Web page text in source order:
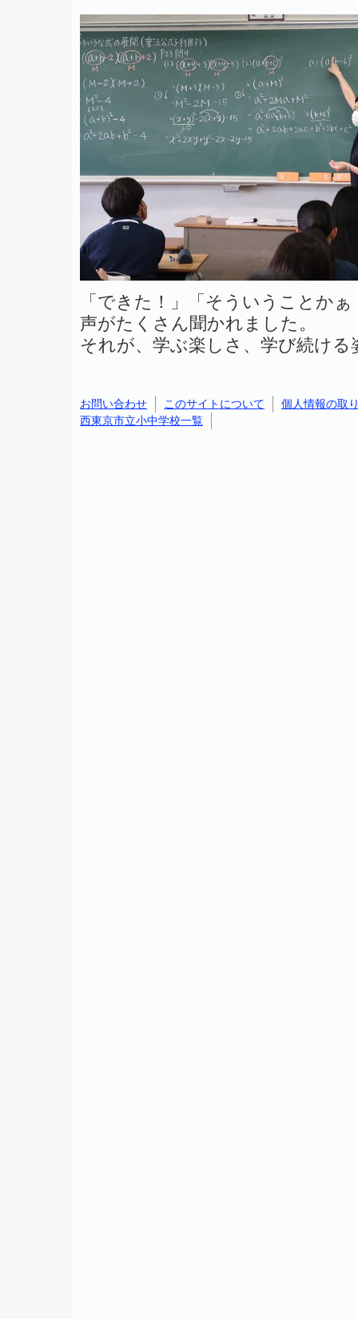
「できた！」「そういうことか
声がたくさん聞かれました。
それが、学ぶ楽しさ、学び続け
お問い合わせ このサイトについて
個人情報の取
西東京市立小中学校一覧